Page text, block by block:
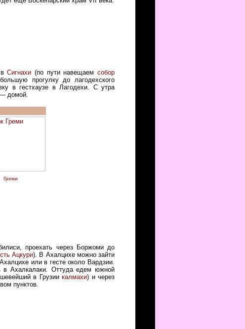
вСигнахи (по пути навещаемсобор
прогулку до лагодехского
в гестхаузе в Лагодехи. С утра
домой.
Греми
проехать через Боржоми до
Ацкури). В Ахалцихе можно зайти
или в гесте около Вардзии.
в Ахалкалаки. Оттуда едем южной
в Грузиикалмахи) и через
пунктов.